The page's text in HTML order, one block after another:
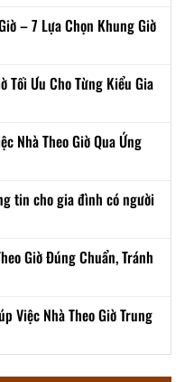
– 7 Lựa Chọn Khung Giờ
Tối Ưu Cho Từng Kiểu Gia
Nhà Theo Giờ Qua Ứng
tin cho gia đình có người
Giờ Đúng Chuẩn, Tránh
Việc Nhà Theo Giờ Trung